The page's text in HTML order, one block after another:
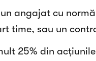
angajat cu
time, sau un
25% din